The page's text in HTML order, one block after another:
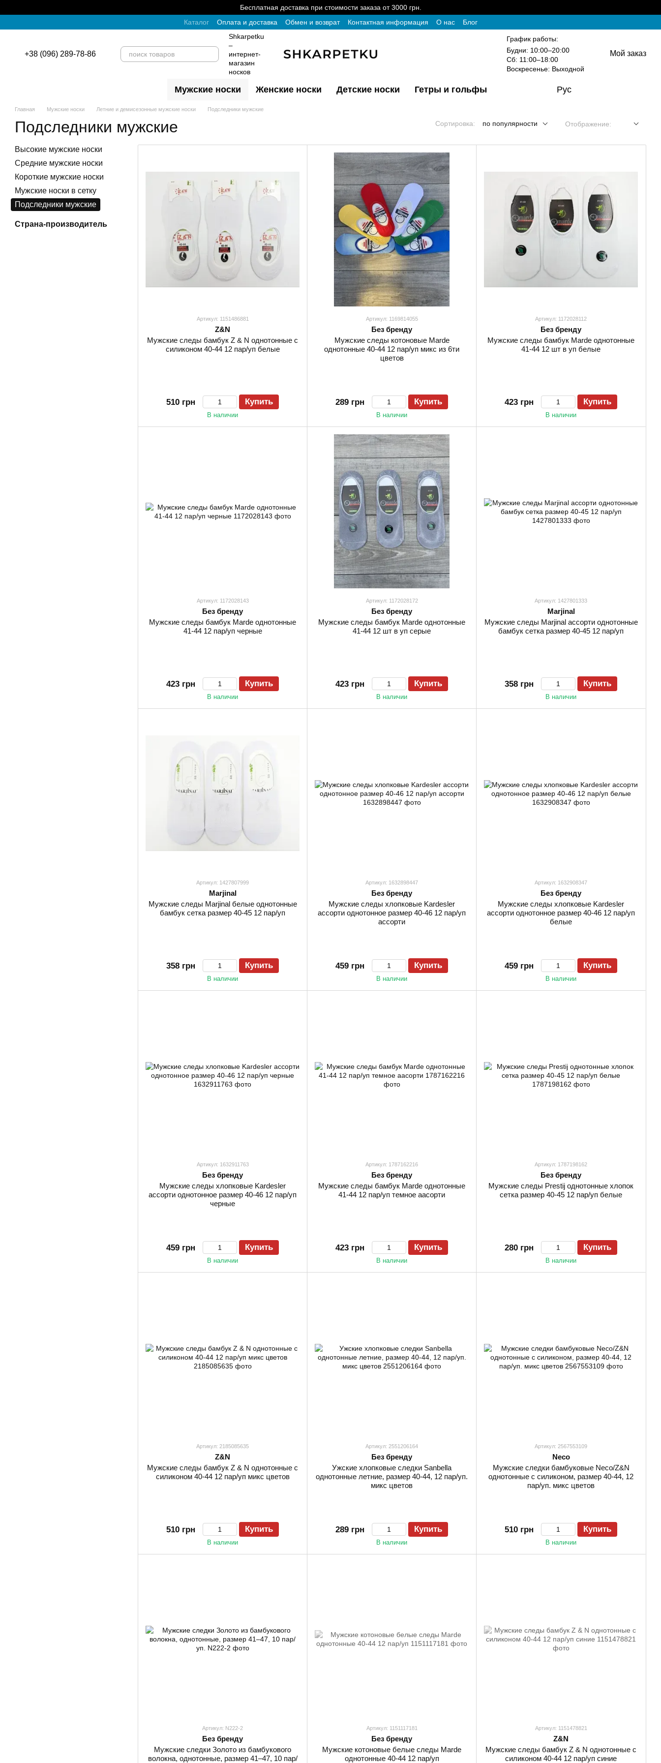
Бесплатная доставка при стоимости заказа от 3000 грн.
Каталог
Оплата и доставка Обмен и возврат Контактная информация О нас Блог
+38 (096) 289-78-86
Shkarpetku
–
интернет-
магазин
носков
График работы:
Будни: 10:00–20:00
Сб: 11:00–18:00
Воскресенье: Выходной
Мой заказ
Мужские носки Женские носки Детские носки Гетры и гольфы Рус
Главная Мужские носки Летние и демисезонные мужские носки Подследники мужские
Подследники мужские Сортировка: по популярности Отображение:
Артикул: 1151486881
Z&N
Мужские следы бамбук Z & N однотонные с
силиконом 40-44 12 пар/уп белые
510 грн Купить
В наличии
Артикул: 1169814055
Без бренду
Мужские следы котоновые Marde
однотонные 40-44 12 пар/уп микс из 6ти
цветов
289 грн Купить
В наличии
Артикул: 1172028112
Без бренду
Мужские следы бамбук Marde однотонные
41-44 12 шт в уп белые
423 грн Купить
В наличии
Артикул: 1172028143
Без бренду
Мужские следы бамбук Marde однотонные
41-44 12 пар/уп черные
423 грн Купить
В наличии
Артикул: 1172028172
Без бренду
Мужские следы бамбук Marde однотонные
41-44 12 шт в уп серые
423 грн Купить
В наличии
Артикул: 1427801333
Marjinal
Мужские следы Marjinal ассорти однотонные
бамбук сетка размер 40-45 12 пар/уп
358 грн Купить
В наличии
Артикул: 1427807999
Marjinal
Мужские следы Marjinal белые однотонные
бамбук сетка размер 40-45 12 пар/уп
358 грн Купить
В наличии
Артикул: 1632898447
Без бренду
Мужские следы хлопковые Kardesler
ассорти однотонное размер 40-46 12 пар/уп
ассорти
459 грн Купить
В наличии
Артикул: 1632908347
Без бренду
Мужские следы хлопковые Kardesler
ассорти однотонное размер 40-46 12 пар/уп
белые
459 грн Купить
В наличии
Артикул: 1632911763
Без бренду
Мужские следы хлопковые Kardesler
ассорти однотонное размер 40-46 12 пар/уп
черные
459 грн Купить
В наличии
Артикул: 1787162216
Без бренду
Мужские следы бамбук Marde однотонные
41-44 12 пар/уп темное аасорти
423 грн Купить
В наличии
Артикул: 1787198162
Без бренду
Мужские следы Prestij однотонные хлопок
сетка размер 40-45 12 пар/уп белые
280 грн Купить
В наличии
Артикул: 2185085635
Z&N
Мужские следы бамбук Z & N однотонные с
силиконом 40-44 12 пар/уп микс цветов
510 грн Купить
В наличии
Артикул: 2551206164
Без бренду
Ужские хлопковые следки Sanbella
однотонные летние, размер 40-44, 12 пар/уп.
микс цветов
289 грн Купить
В наличии
Артикул: 2567553109
Neco
Мужские следки бамбуковые Neco/Z&N
однотонные с силиконом, размер 40-44, 12
пар/уп. микс цветов
510 грн Купить
В наличии
Артикул: N222-2
Без бренду
Мужские следки Золото из бамбукового
волокна, однотонные, размер 41–47, 10 пар/
Артикул: 1151117181
Без бренду
Мужские котоновые белые следы Marde
однотонные 40-44 12 пар/уп
Артикул: 1151478821
Z&N
Мужские следы бамбук Z & N однотонные с
силиконом 40-44 12 пар/уп синие
Высокие мужские носки
Средние мужские носки
Короткие мужские носки
Мужские носки в сетку
Подследники мужские
Страна-производитель